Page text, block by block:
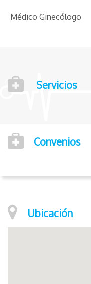
Médico Ginecólogo
Servicios
Convenios
Ubicación